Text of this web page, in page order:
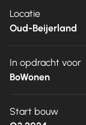
Locatie
Oud-Beijerland
In opdracht voor
BoWonen
Start bouw